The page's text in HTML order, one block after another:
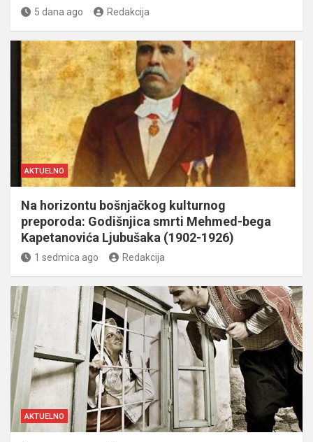
5 dana ago Redakcija
AKTUELNO
Na horizontu bošnjačkog kulturnog
preporoda: Godišnjica smrti Mehmed-bega
Kapetanovića Ljubušaka (1902-1926)
1 sedmica ago Redakcija
AKTUELNO